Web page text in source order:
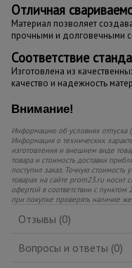
Отличная
Материал позволяет
прочными и долговечными
Соответствие
Изготовлена из
качество и надежность
Внимание!
Информацию об условиях отпуска
Информация о технических
изготовления и внешнем виде
товара и стоимость доставки
поступил заказ. Точную стоимость
товарах на сайте prom23.ru носит
офертой в соответствии с
при покупке проверять наличие
Отзывы (0)
Вопросы и ответы (0)